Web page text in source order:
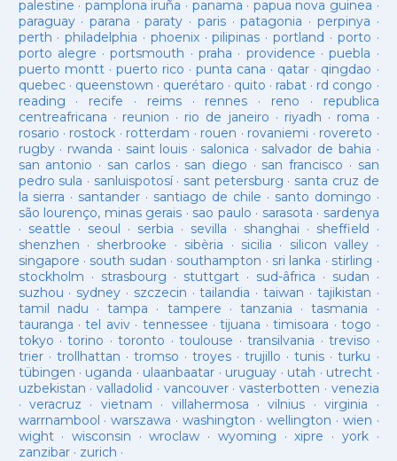
palestine · pamplona iruña · panama · papua nova guinea ·
paraguay· parana ·paraty · paris·patagonia · perpinya ·
perth ·philadelphia · phoenix·pilipinas ·portland · porto ·
porto alegre ·portsmouth ·praha · providence ·puebla ·
puerto montt· puerto rico ·punta cana · qatar · qingdao ·
quebec· queenstown · querétaro · quito · rabat · rd congo ·
reading · recife · reims· rennes · reno · republica
centreafricana · reunion · rio de janeiro · riyadh · roma ·
rosario · rostock · rotterdam · rouen · rovaniemi · rovereto ·
rugby· rwanda · saint louis · salonica · salvador de bahia ·
san antonio · san carlos· san diego · san francisco · san
pedro sula · sanluispotosí· sant petersburg · santa cruz de
la sierra · santander · santiago de chile · santo domingo ·
são lourenço, minas gerais · sao paulo · sarasota · sardenya
· seattle · seoul · serbia · sevilla · shanghai · sheffield ·
shenzhen · sherbrooke · sibèria · sicilia · silicon valley ·
singapore · south sudan · southampton · sri lanka · stirling ·
stockholm · strasbourg · stuttgart· sud-âfrica · sudan ·
suzhou · sydney · szczecin ·tailandia ·taiwan · tajikistan ·
tamil nadu ·tampa · tampere · tanzania ·tasmania ·
tauranga ·tel aviv· tennessee ·tijuana ·timisoara ·togo ·
tokyo ·torino ·toronto ·toulouse ·transilvania ·treviso ·
trier· trollhattan · tromso · troyes·trujillo ·tunis ·turku ·
tübingen · uganda · ulaanbaatar · uruguay · utah · utrecht ·
uzbekistan · valladolid · vancouver· vasterbotten · venezia
· veracruz · vietnam · villahermosa ·vilnius ·virginia ·
warrnambool ·warszawa ·washington · wellington · wien ·
wight· wisconsin ·wroclaw · wyoming ·xipre · york·
zanzibar· zurich ·